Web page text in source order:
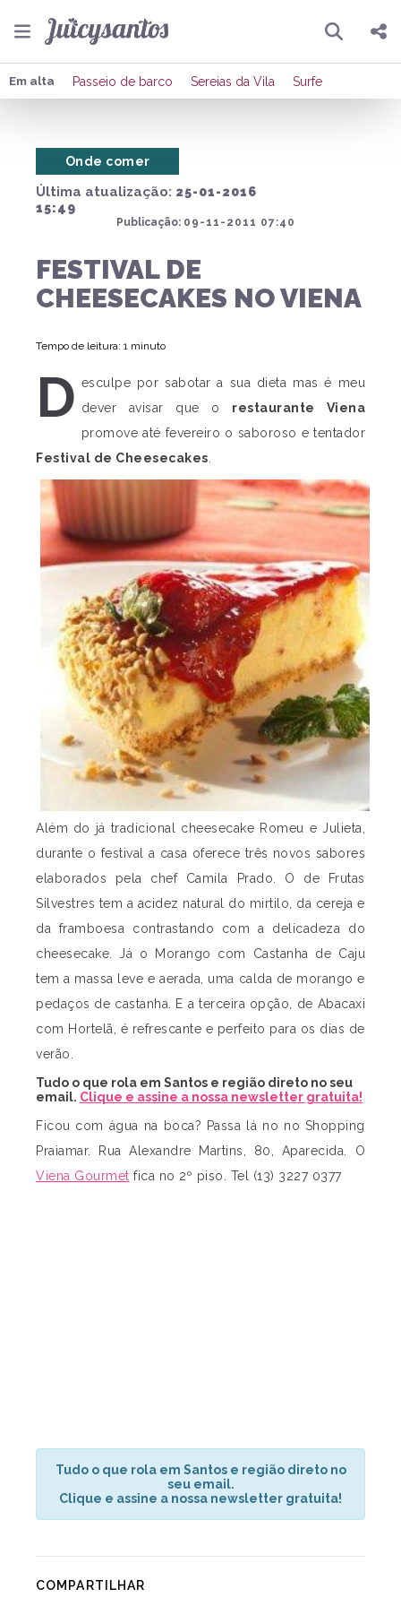
Pesquisar
Compartilhar
Em alta Passeio de barco Sereias da Vila Surfe
Última atualização: 25-01-2016
15:49
Publicação: 09-11-2011 07:40
Onde comer
FESTIVAL DE
CHEESECAKES NO VIENA
Tempo de leitura: 1 minuto
D esculpe por sabotar a sua dieta mas é meu
dever avisar que o restaurante Viena
promove até fevereiro o saboroso e tentador
Festival de Cheesecakes
Além do já tradicional cheesecake Romeu e Julieta,
durante o festival a casa oferece três novos sabores
elaborados pela chef Camila Prado. O de Frutas
Silvestres tem a acidez natural do mirtilo, da cereja e
da framboesa contrastando com a delicadeza do
cheesecake. Já o Morango com Castanha de Caju
tem a massa leve e aerada, uma calda de morango e
pedaços de castanha. E a terceira opção, de Abacaxi
com Hortelã, é refrescante e perfeito para os dias de
verão.
Tudo o que rola em Santos e região direto no seu
email. Clique e assine a nossa newsletter gratuita!
Ficou com água na boca? Passa lá no no Shopping
Praiamar. Rua Alexandre Martins, 80, Aparecida. O
Viena Gourmet fica no 2º piso. Tel (13) 3227 0377
Tudo o que rola em Santos e região direto no
seu email.
Clique e assine a nossa newsletter gratuita!
COMPARTILHAR